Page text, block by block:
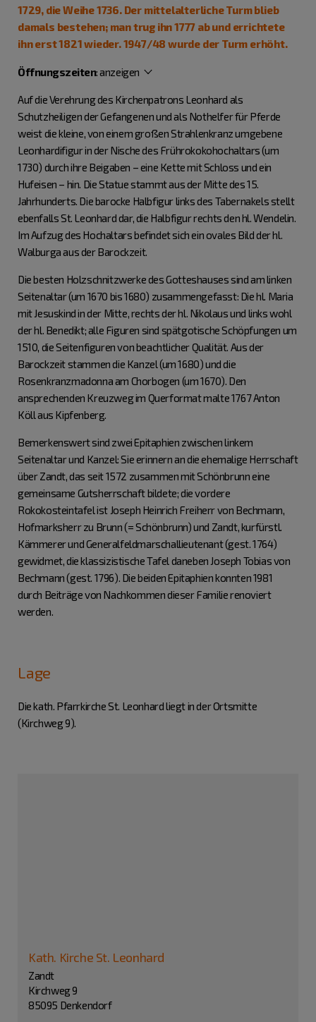
1729, die Weihe 1736. Der mittelalterliche Turm blieb
damals bestehen; man trug ihn 1777 ab und errichtete
ihn erst 1821 wieder. 1947/48 wurde der Turm erhöht.
Öffnungszeiten:anzeigen
Auf die Verehrung des Kirchenpatrons Leonhard als
Schutzheiligen der Gefangenen und als Nothelfer für Pferde
weist die kleine, von einem großen Strahlenkranz umgebene
Leonhardifigur in der Nische des Frührokokohochaltars (um
1730) durch ihre Beigaben – eine Kette mit Schloss und ein
Hufeisen – hin. Die Statue stammt aus der Mitte des 15.
Jahrhunderts. Die barocke Halbfigur links des Tabernakels stellt
ebenfalls St. Leonhard dar, die Halbfigur rechts den hl. Wendelin.
Im Aufzug des Hochaltars befindet sich ein ovales Bild der hl.
Walburga aus der Barockzeit.
Die besten Holzschnitzwerke des Gotteshauses sind am linken
Seitenaltar (um 1670 bis 1680) zusammengefasst: Die hl. Maria
mit Jesuskind in der Mitte, rechts der hl. Nikolaus und links wohl
der hl. Benedikt; alle Figuren sind spätgotische Schöpfungen um
1510, die Seitenfiguren von beachtlicher Qualität. Aus der
Barockzeit stammen die Kanzel (um 1680) und die
Rosenkranzmadonna am Chorbogen (um 1670). Den
ansprechenden Kreuzweg im Querformat malte 1767 Anton
Köll aus Kipfenberg.
Bemerkenswert sind zwei Epitaphien zwischen linkem
Seitenaltar und Kanzel: Sie erinnern an die ehemalige Herrschaft
über Zandt, das seit 1572 zusammen mit Schönbrunn eine
gemeinsame Gutsherrschaft bildete; die vordere
Rokokosteintafel ist Joseph Heinrich Freiherr von Bechmann,
Hofmarksherr zu Brunn (= Schönbrunn) und Zandt, kurfürstl.
Kämmerer und Generalfeldmarschallieutenant (gest. 1764)
gewidmet, die klassizistische Tafel daneben Joseph Tobias von
Bechmann (gest. 1796). Die beiden Epitaphien konnten 1981
durch Beiträge von Nachkommen dieser Familie renoviert
werden.
Lage
Die kath. Pfarrkirche St. Leonhard liegt in der Ortsmitte
(Kirchweg 9).
Kath. Kirche St. Leonhard
Zandt
Kirchweg 9
85095 Denkendorf